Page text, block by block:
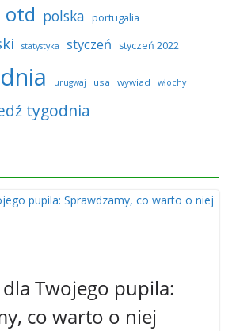
otd polska portugalia
statystyka styczeń styczeń 2022
urugwaj usa wywiad włochy
tygodnia
Twojego pupila:
co warto o niej